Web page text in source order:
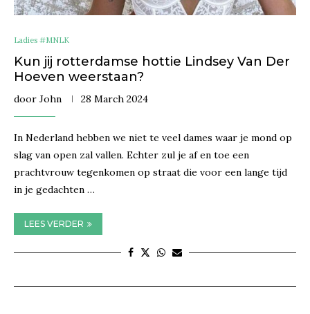
Ladies #MNLK
Kun jij rotterdamse hottie Lindsey Van Der
Hoeven weerstaan?
door John 28 March 2024
In Nederland hebben we niet te veel dames waar je mond op
slag van open zal vallen. Echter zul je af en toe een
prachtvrouw tegenkomen op straat die voor een lange tijd
in je gedachten …
LEES VERDER